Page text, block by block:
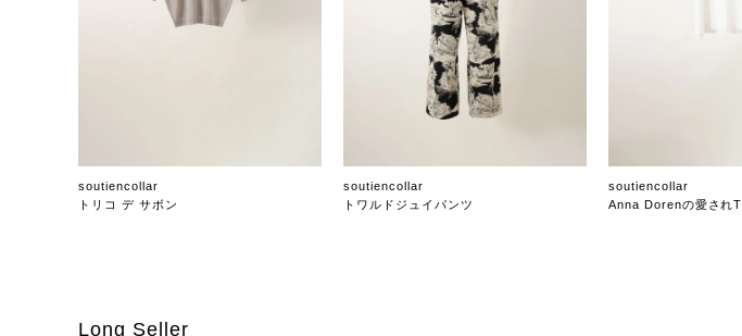
soutiencollar
トリコ デ サボン
soutiencollar
トワルドジュイパンツ
soutiencollar
Anna Dorenの愛されT
Long Seller